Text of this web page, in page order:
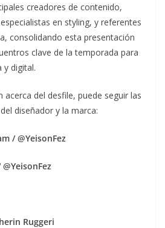
creadores de contenido,
en styling, y referentes
consolidando esta presentación
clave de la temporada para
y digital.
acerca del desfile, puede seguir las
diseñador y la marca:
/ @YeisonFez
Ruggeri